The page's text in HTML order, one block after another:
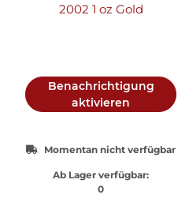
2002 1 oz Gold
Benachrichtigung
aktivieren
Momentan nicht verfügbar
Ab Lager verfügbar:
0